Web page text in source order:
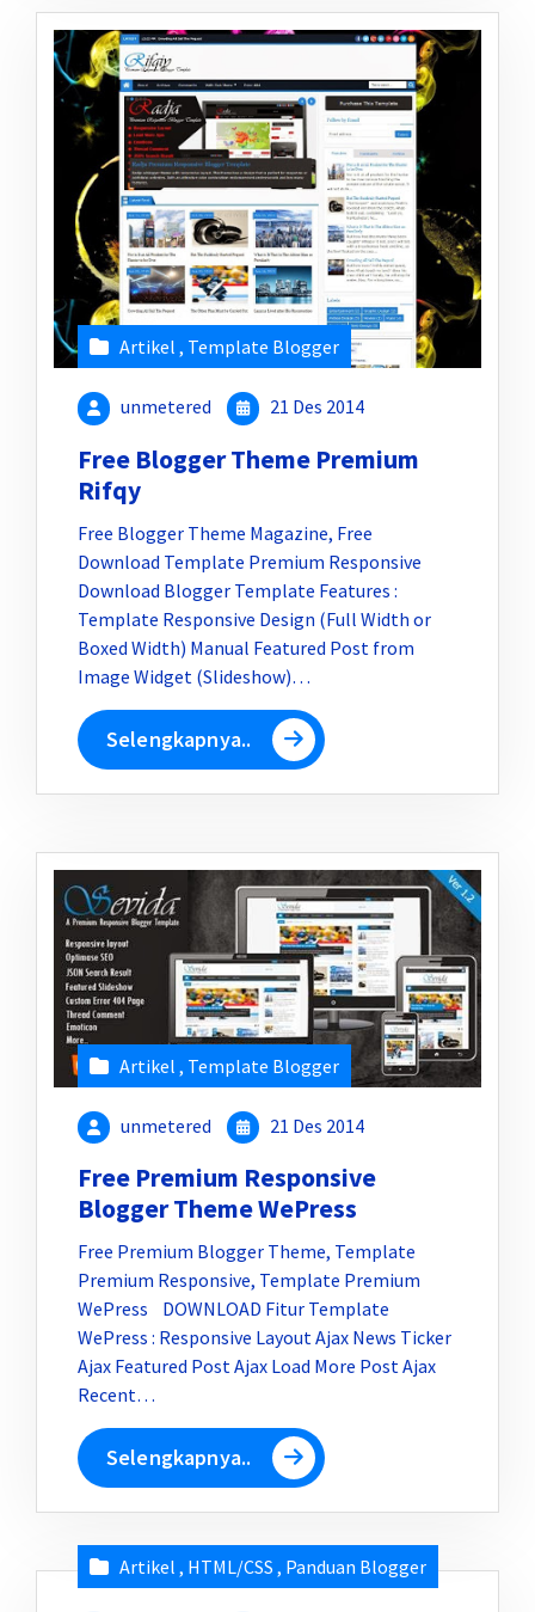
Artikel , Template Blogger
unmetered 21 Des 2014
Free Blogger Theme Premium
Rifqy
Free Blogger Theme Magazine, Free
Download Template Premium Responsive
Download Blogger Template Features :
Template Responsive Design (Full Width or
Boxed Width) Manual Featured Post from
Image Widget (Slideshow)…
Selengkapnya..
Artikel , Template Blogger
unmetered 21 Des 2014
Free Premium Responsive
Blogger Theme WePress
Free Premium Blogger Theme, Template
Premium Responsive, Template Premium
WePress DOWNLOAD Fitur Template
WePress : Responsive Layout Ajax News Ticker
Ajax Featured Post Ajax Load More Post Ajax
Recent…
Selengkapnya..
Artikel , HTML/CSS , Panduan Blogger